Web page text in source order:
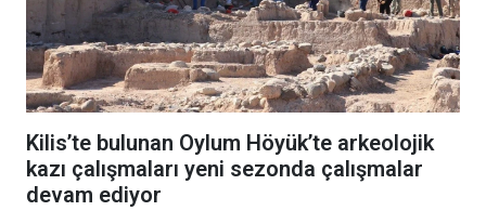
Kilis’te bulunan Oylum Höyük’te arkeolojik
kazı çalışmaları yeni sezonda çalışmalar
devam ediyor